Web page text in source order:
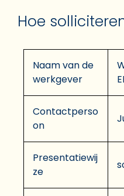
Hoe
Naam van de
werkgever
Contactperso
on
Presentatiewij
ze